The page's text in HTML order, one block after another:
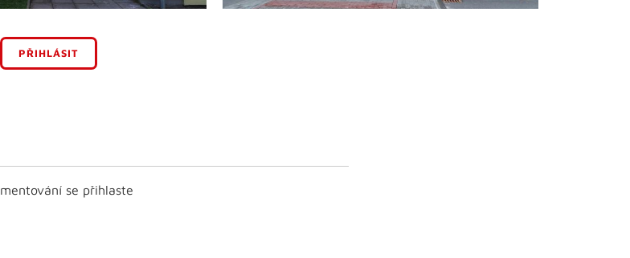
PŘIHLÁSIT
se přihlaste